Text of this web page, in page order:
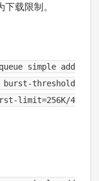
载限制。
simple add
threshold
limit=256K/4